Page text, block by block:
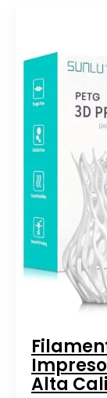
Alta